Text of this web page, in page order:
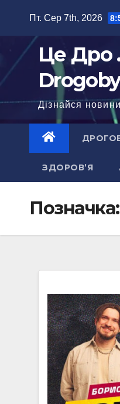
Пт. Сер 7th, 2026
Це Дро
Дізнайся
ЗДОРОВ’Я
Позначка: